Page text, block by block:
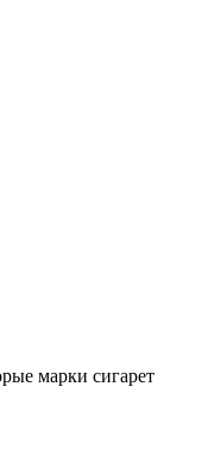
марки сигарет